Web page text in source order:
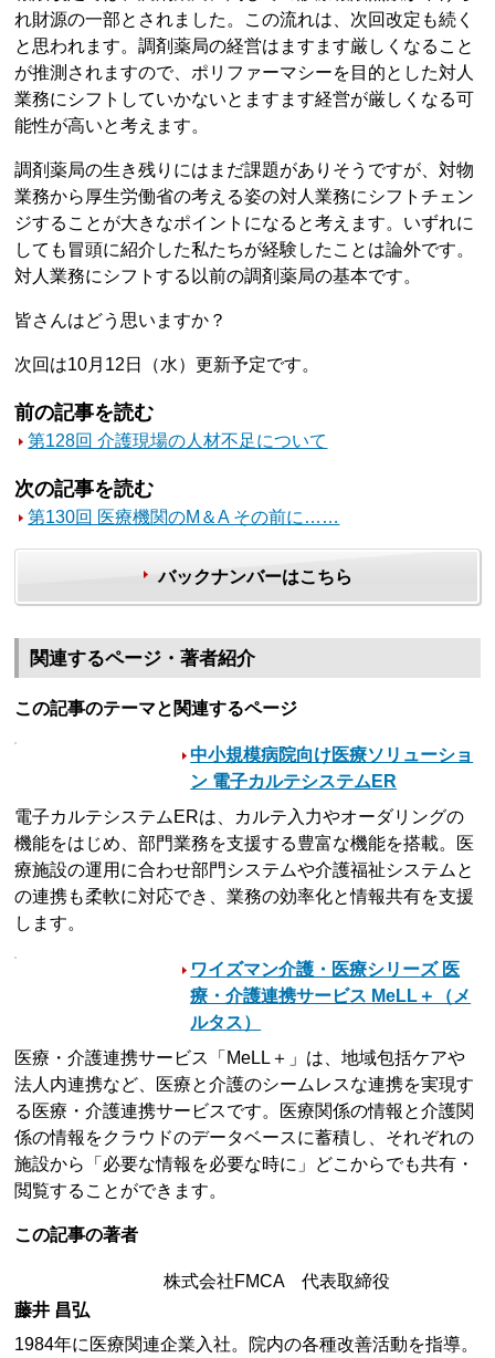
れ財源の一部とされました。この流れは、次回改定も続く
と思われます。調剤薬局の経営はますます厳しくなること
が推測されますので、ポリファーマシーを目的とした対人
業務にシフトしていかないとますます経営が厳しくなる可
能性が高いと考えます。
調剤薬局の生き残りにはまだ課題がありそうですが、対物
業務から厚生労働省の考える姿の対人業務にシフトチェン
ジすることが大きなポイントになると考えます。いずれに
しても冒頭に紹介した私たちが経験したことは論外です。
対人業務にシフトする以前の調剤薬局の基本です。
皆さんはどう思いますか？
次回は10月12日（水）更新予定です。
前の記事を読む
第128回 介護現場の人材不足について
次の記事を読む
第130回 医療機関のM＆A その前に……
バックナンバーはこちら
関連するページ・著者紹介
この記事のテーマと関連するページ
中小規模病院向け医療ソリューショ
ン 電子カルテシステムER
電子カルテシステムERは、カルテ入力やオーダリングの
機能をはじめ、部門業務を支援する豊富な機能を搭載。医
療施設の運用に合わせ部門システムや介護福祉システムと
の連携も柔軟に対応でき、業務の効率化と情報共有を支援
します。
ワイズマン介護・医療シリーズ 医
療・介護連携サービス MeLL＋（メ
ルタス）
医療・介護連携サービス「MeLL＋」は、地域包括ケアや
法人内連携など、医療と介護のシームレスな連携を実現す
る医療・介護連携サービスです。医療関係の情報と介護関
係の情報をクラウドのデータベースに蓄積し、それぞれの
施設から「必要な情報を必要な時に」どこからでも共有・
閲覧することができます。
この記事の著者
株式会社FMCA 代表取締役
藤井 昌弘
1984年に医療関連企業入社。院内の各種改善活動を指導。